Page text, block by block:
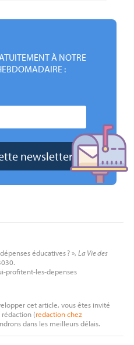
À NOTRE
:
éducatives ? », La Vie des
profitent-les-depenses
cet article, vous êtes invité
(redactionchez
dans les meilleurs délais.